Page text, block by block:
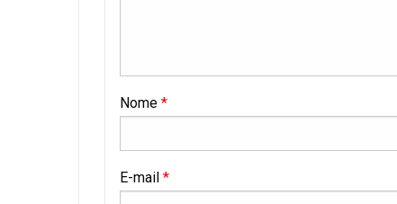
Nome *
E-mail *